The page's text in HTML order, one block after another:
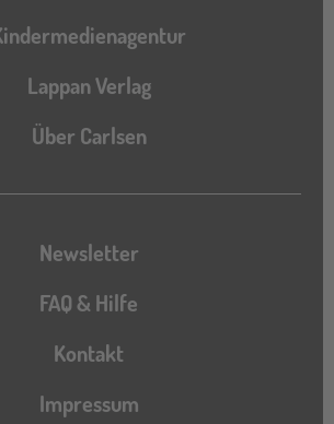
Lappan Verlag
Über Carlsen
Newsletter
FAQ & Hilfe
Kontakt
Impressum